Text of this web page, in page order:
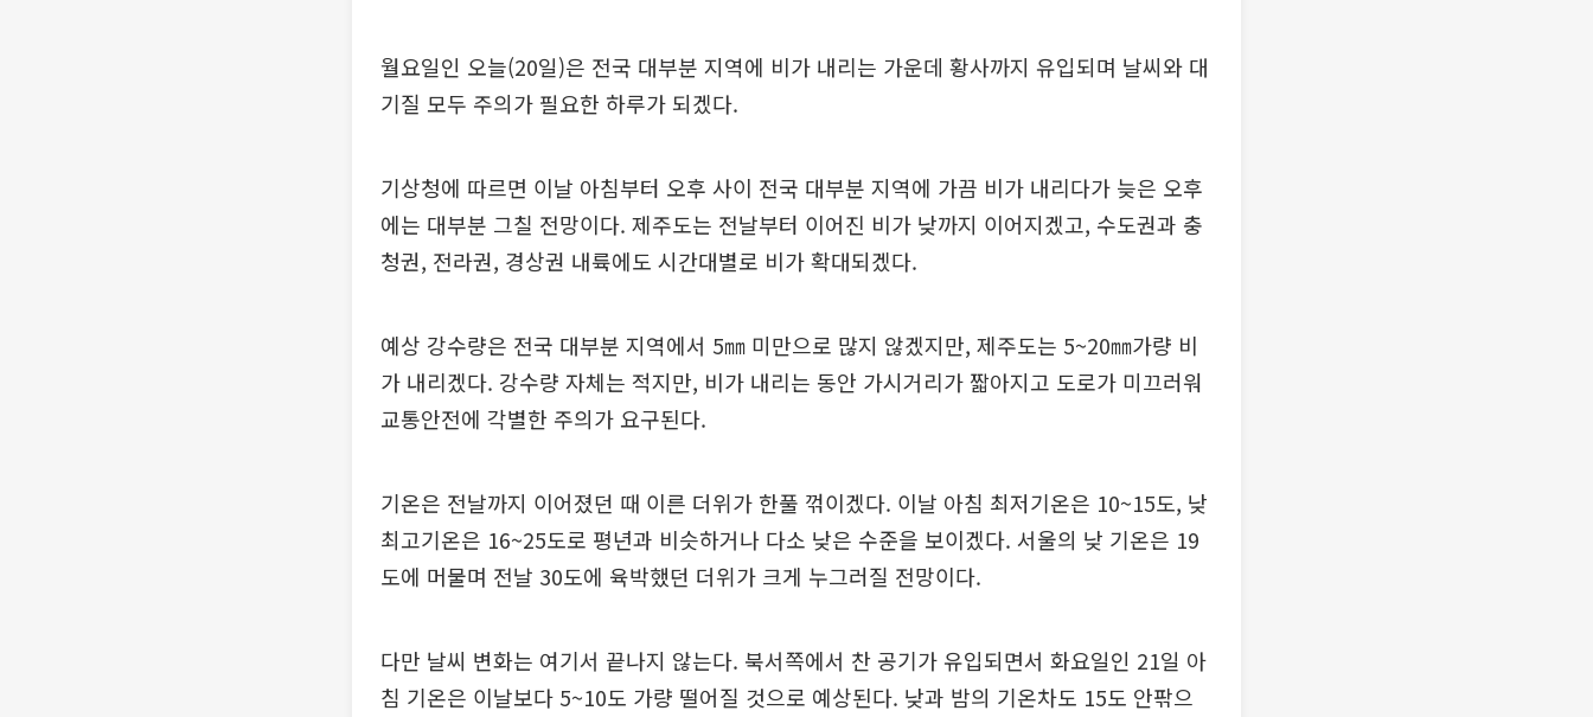
월요일인 오늘(20일)은 전국 대부분 지역에 비가 내리는 가운데 황사까지 유입되며 날씨와 대
기질 모두 주의가 필요한 하루가 되겠다.
기상청에 따르면 이날 아침부터 오후 사이 전국 대부분 지역에 가끔 비가 내리다가 늦은 오후
에는 대부분 그칠 전망이다. 제주도는 전날부터 이어진 비가 낮까지 이어지겠고, 수도권과 충
청권, 전라권, 경상권 내륙에도 시간대별로 비가 확대되겠다.
예상 강수량은 전국 대부분 지역에서 5㎜ 미만으로 많지 않겠지만, 제주도는 5~20㎜가량 비
가 내리겠다. 강수량 자체는 적지만, 비가 내리는 동안 가시거리가 짧아지고 도로가 미끄러워
교통안전에 각별한 주의가 요구된다.
기온은 전날까지 이어졌던 때 이른 더위가 한풀 꺾이겠다. 이날 아침 최저기온은 10~15도, 낮
최고기온은 16~25도로 평년과 비슷하거나 다소 낮은 수준을 보이겠다. 서울의 낮 기온은 19
도에 머물며 전날 30도에 육박했던 더위가 크게 누그러질 전망이다.
다만 날씨 변화는 여기서 끝나지 않는다. 북서쪽에서 찬 공기가 유입되면서 화요일인 21일 아
침 기온은 이날보다 5~10도 가량 떨어질 것으로 예상된다. 낮과 밤의 기온차도 15도 안팎으